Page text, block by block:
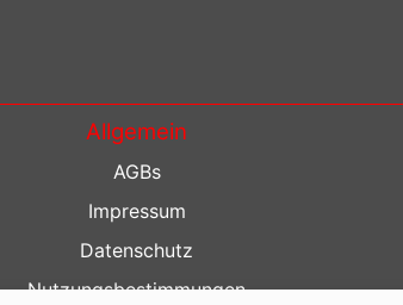
Allgemein
AGBs
Impressum
Datenschutz
Nutzungsbestimmungen